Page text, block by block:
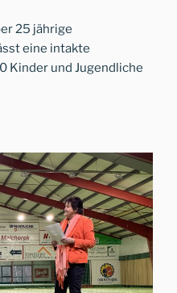
25 jährige
eine intakte
Kinder und Jugendliche